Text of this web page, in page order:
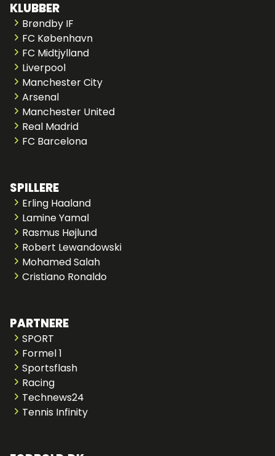
KLUBBER
Brøndby IF
FC København
FC Midtjylland
Liverpool
Manchester City
Arsenal
Manchester United
Real Madrid
FC Barcelona
SPILLERE
Erling Haaland
Lamine Yamal
Rasmus Højlund
Robert Lewandowski
Mohamed Salah
Cristiano Ronaldo
PARTNERE
SPORT
Formel 1
Sportsflash
Racing
Technews24
Tennis Infinity